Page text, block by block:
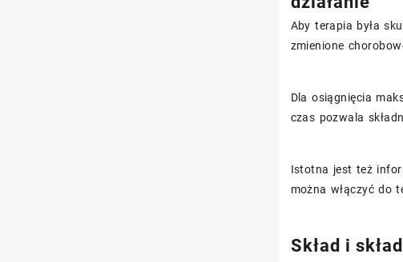
Aby terapia była
zmienione
Dla osiągnięcia
czas pozwala
Istotna jest też
można włączyć do
Skład i